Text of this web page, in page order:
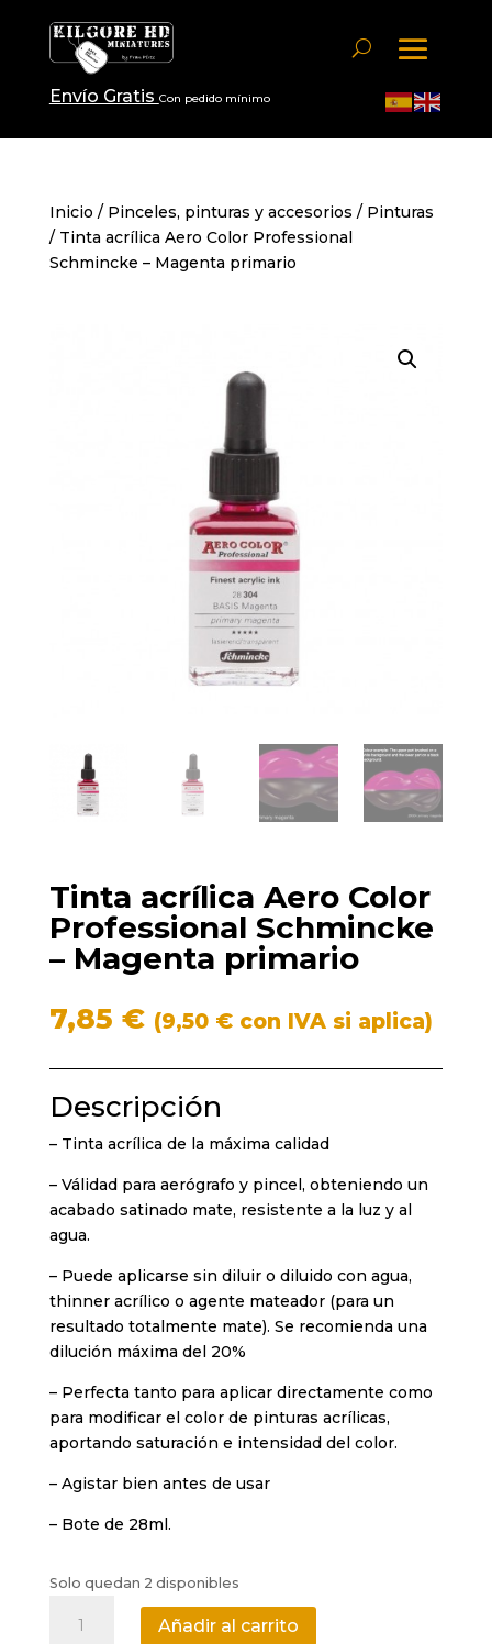
Envío Gratis Con pedido mínimo
Inicio / Pinceles, pinturas y accesorios / Pinturas
/ Tinta acrílica Aero Color Professional
Schmincke – Magenta primario
Tinta acrílica Aero Color
Professional Schmincke
– Magenta primario
7,85 € (9,50 €con IVA si aplica)
Descripción
– Tinta acrílica de la máxima calidad
– Válidad para aerógrafo y pincel, obteniendo un
acabado satinado mate, resistente a la luz y al
agua.
– Puede aplicarse sin diluir o diluido con agua,
thinner acrílico o agente mateador (para un
resultado totalmente mate). Se recomienda una
dilución máxima del 20%
– Perfecta tanto para aplicar directamente como
para modificar el color de pinturas acrílicas,
aportando saturación e intensidad del color.
– Agistar bien antes de usar
– Bote de 28ml.
Solo quedan 2 disponibles
acrílica
Añadir al carrito